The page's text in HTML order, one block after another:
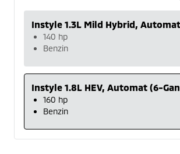
Instyle 1.3L Mild Hybrid,
140 hp
Benzin
Instyle 1.8L HEV, Automat (6-
160 hp
Benzin